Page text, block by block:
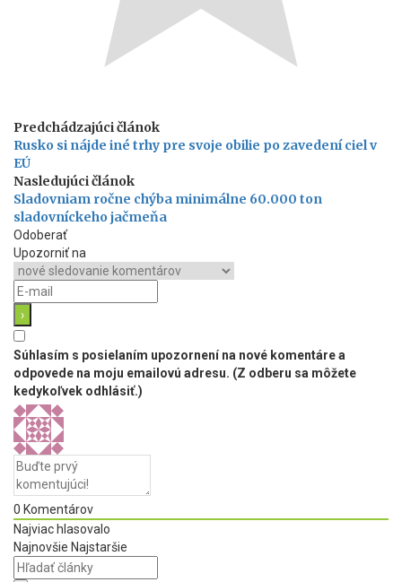
Predchádzajúci článok
Rusko si nájde iné trhy pre svoje obilie po zavedení ciel v
EÚ
Nasledujúci článok
Sladovniam ročne chýba minimálne 60.000 ton
sladovníckeho jačmeňa
Odoberať
Upozorniť na
Súhlasím s posielaním upozornení na nové komentáre a
odpovede na moju emailovú adresu. (Z odberu sa môžete
kedykoľvek odhlásiť.)
0 Komentárov
Najviac hlasovalo
Najnovšie Najstaršie